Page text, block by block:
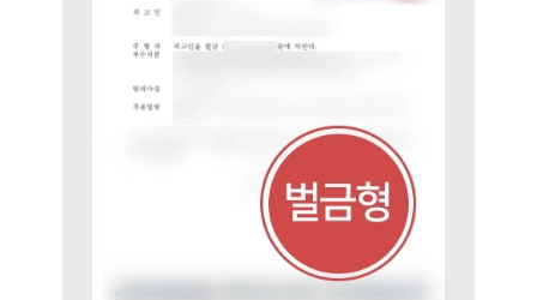
사례분석/최신동향
형사소송·상담후기
업무분야
형사그룹 업무
전체